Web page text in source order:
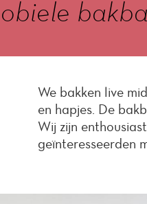
We bakken live
en hapjes. De
Wij zijn
geïnteresseerden